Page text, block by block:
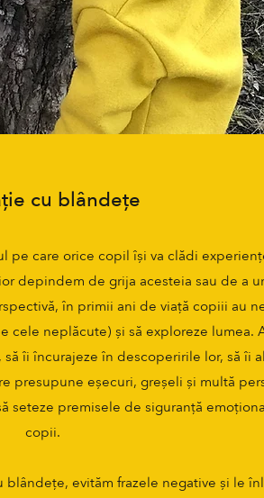
cu blândețe
care orice copil își va clădi
depindem de grija acesteia sau de a
în primii ani de viață copiii au
cele neplăcute) și să exploreze lumea.
îi încurajeze în descoperirile lor, să îi
presupune eșecuri, greșeli și multă
seteze premisele de siguranță
copii.
evităm frazele negative și le